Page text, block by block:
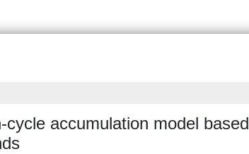
accumulation model based